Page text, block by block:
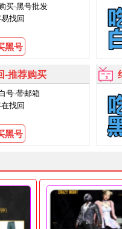
买-黑号批发
找回
黑号
-推荐购买
号-带邮箱
找回
黑号